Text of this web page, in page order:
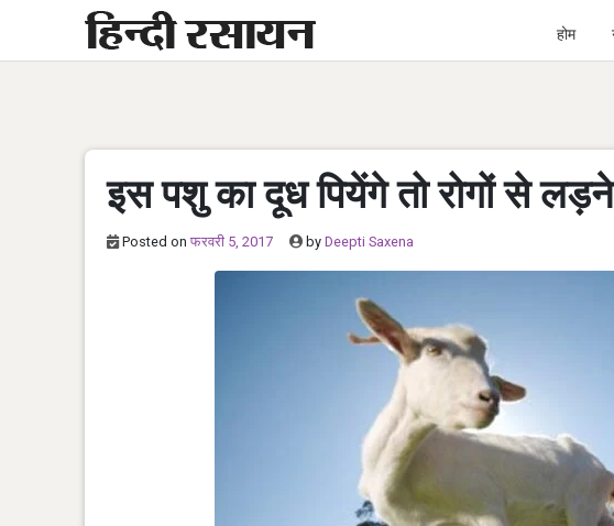
content
होम
इस पशु का दूध पियेंगे तो रोगों से लड़ने
Posted on फरवरी 5, 2017 by Deepti Saxena